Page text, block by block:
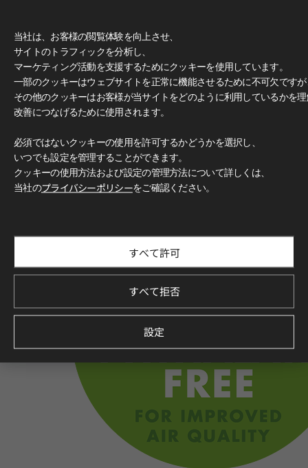
当社は、お客様の閲覧体験を向上させ、
サイトのトラフィックを分析し、
マーケティング活動を支援するためにクッキーを使用しています。
一部のクッキーはウェブサイトを正常に機能させるために不可欠です
その他のクッキーはお客様が当サイトをどのように利用しているかを
改善につなげるために使用されます。
必須ではないクッキーの使用を許可するかどうかを選択し、
いつでも設定を管理することができます。
クッキーの使用方法および設定の管理方法について詳しくは、
当社のプライバシーポリシーをご確認ください。
すべて許可
すべて拒否
設定